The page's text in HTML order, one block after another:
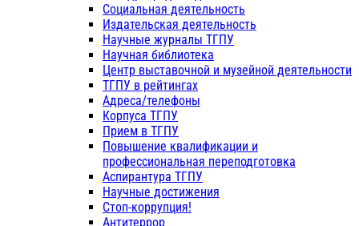
Социальная деятельность
Издательская деятельность
Научные журналы ТГПУ
Научная библиотека
Центр выставочной и музейной деятельности
ТГПУ в рейтингах
Адреса/телефоны
Корпуса ТГПУ
Прием в ТГПУ
Повышение квалификации и
профессиональная переподготовка
Аспирантура ТГПУ
Научные достижения
Стоп-коррупция!
Антитеррор